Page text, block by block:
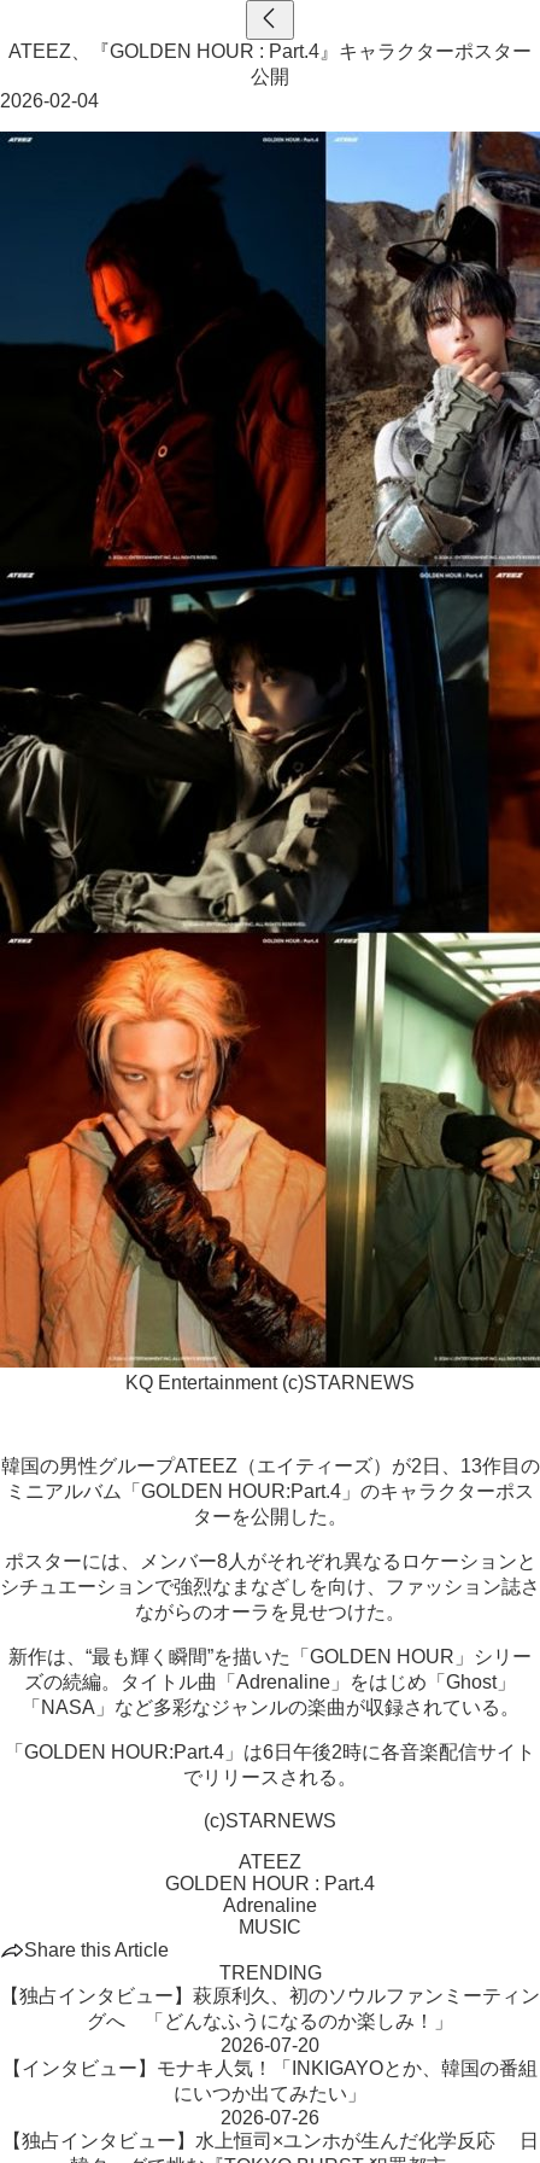
ATEEZ、『GOLDEN HOUR : Part.4』キャラクターポスター
公開
2026-02-04
KQ Entertainment (c)STARNEWS
韓国の男性グループATEEZ（エイティーズ）が2日、13作目の
ミニアルバム「GOLDEN HOUR:Part.4」のキャラクターポス
ターを公開した。
ポスターには、メンバー8人がそれぞれ異なるロケーションと
シチュエーションで強烈なまなざしを向け、ファッション誌さ
ながらのオーラを見せつけた。
新作は、“最も輝く瞬間”を描いた「GOLDEN HOUR」シリー
ズの続編。タイトル曲「Adrenaline」をはじめ「Ghost」
「NASA」など多彩なジャンルの楽曲が収録されている。
「GOLDEN HOUR:Part.4」は6日午後2時に各音楽配信サイト
でリリースされる。
(c)STARNEWS
ATEEZ
GOLDEN HOUR : Part.4
Adrenaline
MUSIC
Share this Article
TRENDING
【独占インタビュー】萩原利久、初のソウルファンミーティン
グへ 「どんなふうになるのか楽しみ！」
2026-07-20
【インタビュー】モナキ人気！「INKIGAYOとか、韓国の番組
にいつか出てみたい」
2026-07-26
【独占インタビュー】水上恒司×ユンホが生んだ化学反応 日